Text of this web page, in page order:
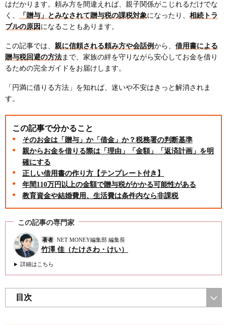
はだかります。頼み方を間違えれば、親子関係がこじれるだけでな
く、
「贈与」とみなされて贈与税の課税対象になったり、 相続トラ
ブルの原因 になることもあります。
この記事では、 親に信頼される頼み方や会話例から、 借用書による
贈与税回避の方法まで、家族の絆を守りながら安心してお金を借り
るための完全ガイドをお届けします。
「円満に借りる方法」を知れば、迷いや不安はきっと解消されま
す。
この記事で分かること
そのお金は「贈与」か「借金」か？税務署の判断基準
親からお金を借りる際は「理由」「金額」「返済計画」を明
確にする
正しい借用書の作り方【テンプレート付き】
年間110万円以上の金額で贈与税がかかる可能性がある
教育資金や結婚費用、生活費は条件内なら非課税
この記事の専門家
著者 NET MONEY編集部 編集長
竹澤 佳（たけさわ・けい）
詳細はこちら
目次